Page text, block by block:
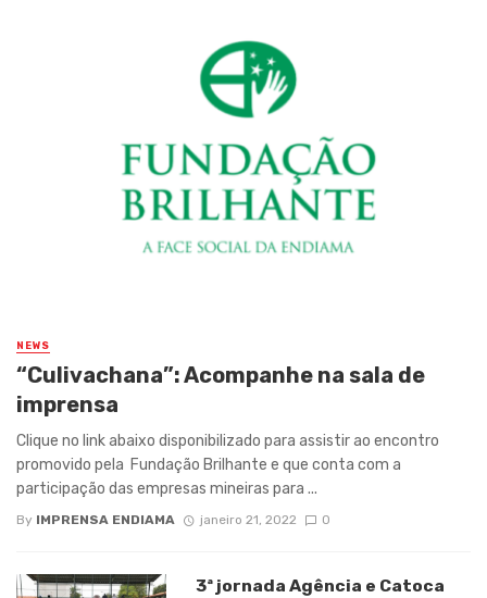
NEWS
“Culivachana”: Acompanhe na sala de
imprensa
Clique no link abaixo disponibilizado para assistir ao encontro
promovido pela Fundação Brilhante e que conta com a
participação das empresas mineiras para ...
By IMPRENSA ENDIAMA janeiro 21, 2022 0
3ª jornada Agência e Catoca